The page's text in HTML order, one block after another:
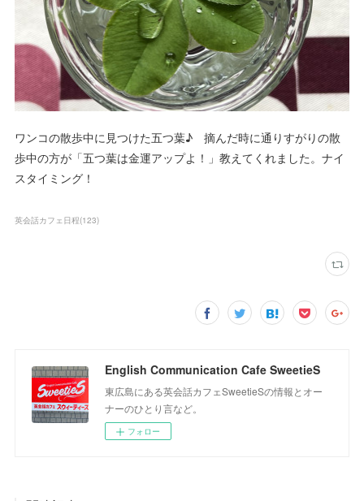
ワンコの散歩中に見つけた五つ葉♪ 摘んだ時に通りすがりの散
歩中の方が「五つ葉は金運アップよ！」教えてくれました。ナイ
スタイミング！
英会話カフェ日程(123)
English Communication Cafe SweetieS
東広島にある英会話カフェSweetieSの情報とオー
ナーのひとり言など。
フォロー